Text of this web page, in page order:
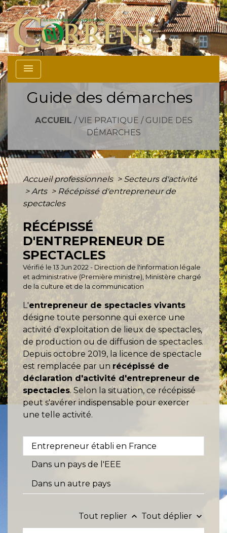
menu
Guide des démarches
ACCUEIL / VIE PRATIQUE / GUIDE DES
DÉMARCHES
Accueil professionnels > Secteurs d'activité
> Arts > Récépissé d'entrepreneur de
spectacles
RÉCÉPISSÉ
D'ENTREPRENEUR DE
SPECTACLES
Vérifié le 13 Jun 2022 - Direction de l'information légale
et administrative (Première ministre), Ministère chargé
de la culture et de la communication
L'entrepreneur de spectacles vivants
désigne toute personne qui exerce une
activité d'exploitation de lieux de spectacles,
de production ou de diffusion de spectacles.
Depuis octobre 2019, la licence de spectacle
est remplacée par un récépissé de
déclaration d'activité d'entrepreneur de
spectacles. Selon la situation, ce récépissé
peut s'avérer indispensable pour exercer
une telle activité.
Entrepreneur établi en France
Dans un pays de l'EEE
Dans un autre pays
Tout replier keyboard_arrow_up Tout déplier keyboard_arrow_down